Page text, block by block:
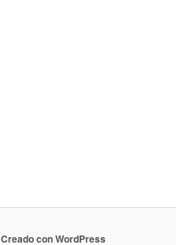
Creado con WordPress